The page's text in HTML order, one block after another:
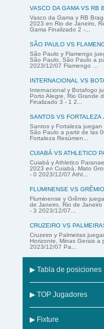
VASCO DA GAMA VS RB
Vasco da Gama y RB
2023 en Rio de Janeiro,
Gama Finalizado 2 -...
SÃO PAULO VS
São Paulo y Flamengo
São Paulo, São Paulo a
2023/12/07 Flamengo ...
INTERNACIONAL VS
Internacional y Botafogo
Porto Alegre, Rio Grande
Finalizado 3 - 1 2...
SANTOS VS FORTALEZA
Santos y Fortaleza
São Paulo a partir de las
Fortaleza Resúmen...
CUIABÁ VS ATHLETICO
Cuiabá y Athletico
2023 en Cuiabá, Mato
- 0 2023/12/07 Athl...
FLUMINENSE VS
Fluminense y Grêmio
de Janeiro, Rio de
- 3 2023/12/07...
CRUZEIRO VS
Cruzeiro y Palmeiras
Horizonte, Minas Gerais a
2023/12/07 Pa...
▶ Tabla de posiciones
▶ TOP Jugadores
▶ Fixture